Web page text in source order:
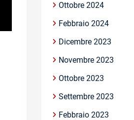
Ottobre 2024
Febbraio 2024
Dicembre 2023
Novembre 2023
Ottobre 2023
Settembre 2023
Febbraio 2023